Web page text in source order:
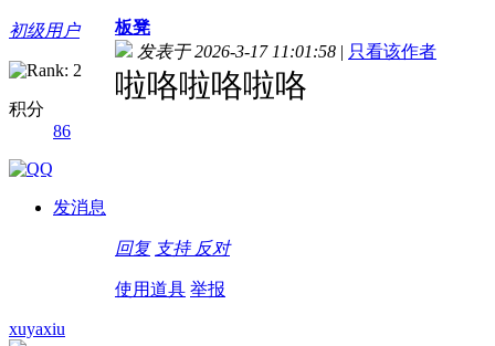
初级用户
积分
86
发消息
板凳
发表于 2026-3-17 11:01:58 | 只看该作者
啦咯啦咯啦咯
回复 支持 反对
使用道具 举报
xuyaxiu